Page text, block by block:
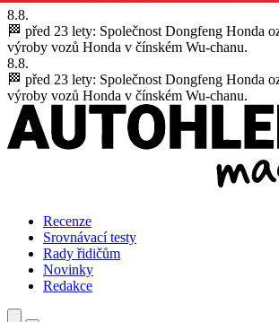
8.8.
🏁 před 23 lety: Společnost Dongfeng Honda
výroby vozů Honda v čínském Wu-chanu.
8.8.
🏁 před 23 lety: Společnost Dongfeng Honda
výroby vozů Honda v čínském Wu-chanu.
Recenze
Srovnávací testy
Rady řidičům
Novinky
Redakce